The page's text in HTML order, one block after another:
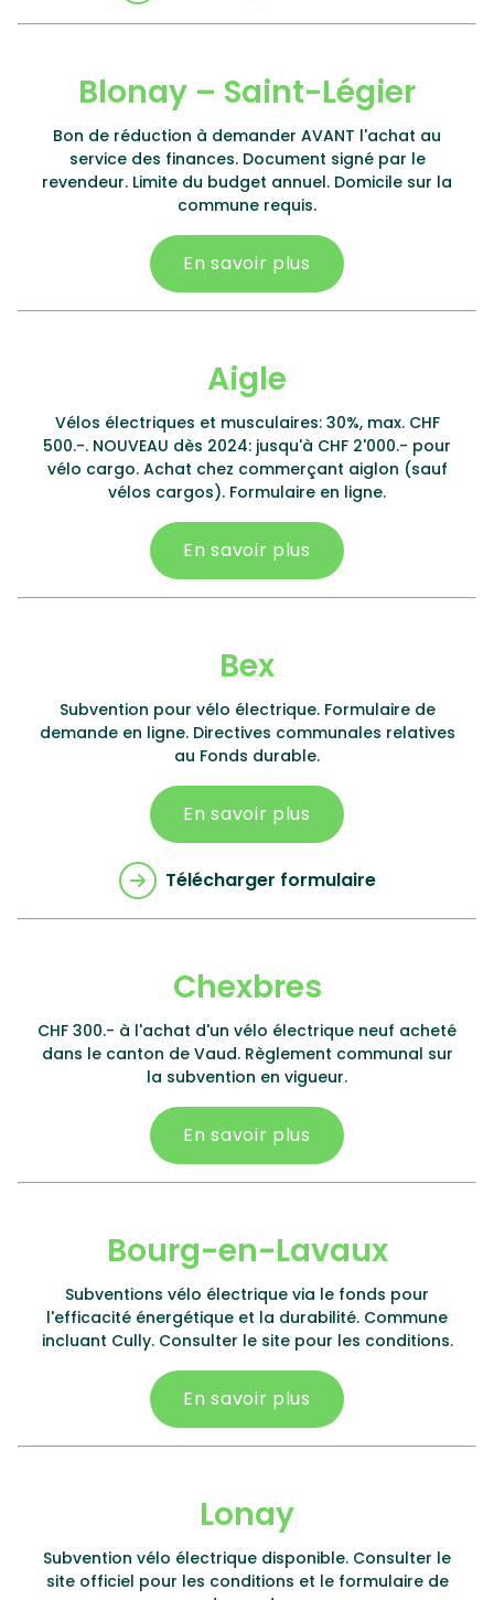
Blonay – Saint-Légier
Bon de réduction à demander AVANT l'achat au
service des finances. Document signé par le
revendeur. Limite du budget annuel. Domicile sur la
commune requis.
En savoir plus
Aigle
Vélos électriques et musculaires: 30%, max. CHF
500.-. NOUVEAU dès 2024: jusqu'à CHF 2'000.- pour
vélo cargo. Achat chez commerçant aiglon (sauf
vélos cargos). Formulaire en ligne.
En savoir plus
Bex
Subvention pour vélo électrique. Formulaire de
demande en ligne. Directives communales relatives
au Fonds durable.
En savoir plus
Télécharger formulaire
Chexbres
CHF 300.- à l'achat d'un vélo électrique neuf acheté
dans le canton de Vaud. Règlement communal sur
la subvention en vigueur.
En savoir plus
Bourg-en-Lavaux
Subventions vélo électrique via le fonds pour
l'efficacité énergétique et la durabilité. Commune
incluant Cully. Consulter le site pour les conditions.
En savoir plus
Lonay
Subvention vélo électrique disponible. Consulter le
site officiel pour les conditions et le formulaire de